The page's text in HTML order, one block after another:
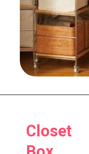
Closet